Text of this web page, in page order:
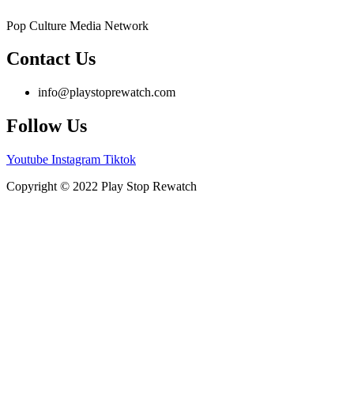
Pop Culture Media Network
Contact Us
info@playstoprewatch.com
Follow Us
Youtube Instagram Tiktok
Copyright © 2022 Play Stop Rewatch